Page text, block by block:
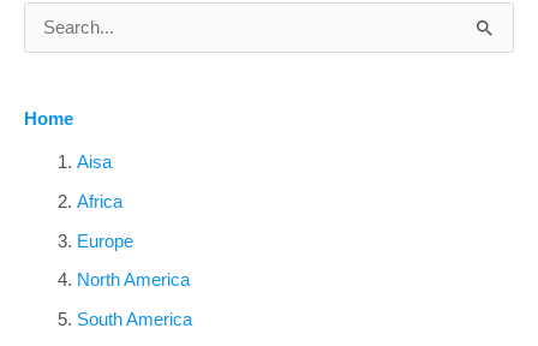
e
rHome
Aisa
Africa
Europe
North America
South America